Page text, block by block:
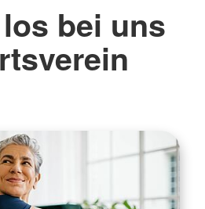
bei uns